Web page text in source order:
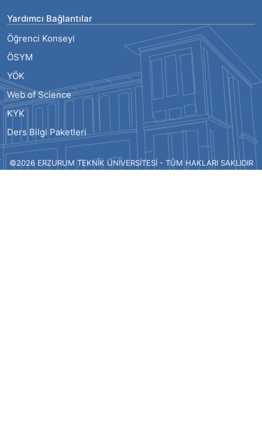
Yardımcı Bağlantılar
Öğrenci Konseyi
ÖSYM
YÖK
Web of Science
KYK
Ders Bilgi Paketleri
©2026 ERZURUM TEKNİK ÜNİVERSİTESİ - TÜM HAKLARI SAKLIDIR